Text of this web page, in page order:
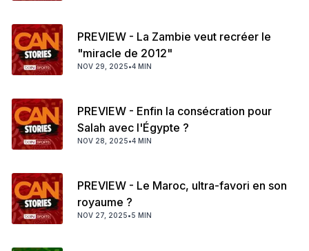
PREVIEW - La Zambie veut recréer le
"miracle de 2012"
NOV 29, 2025•4 MIN
PREVIEW - Enfin la consécration pour
Salah avec l'Égypte ?
NOV 28, 2025•4 MIN
PREVIEW - Le Maroc, ultra-favori en son
royaume ?
NOV 27, 2025•5 MIN